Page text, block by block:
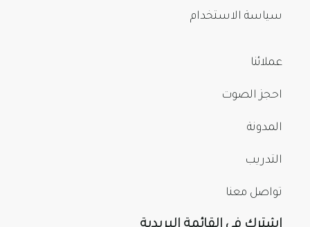
سياسة الاستخدام
عملائنا
احجز الصوت
المدونة
التدريب
تواصل معنا